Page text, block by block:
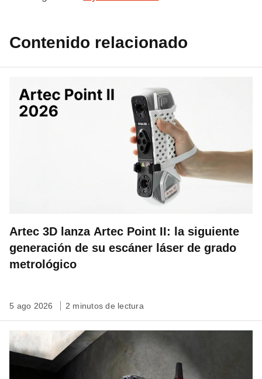
Contenido relacionado
Artec 3D lanza Artec Point II: la siguiente
generación de su escáner láser de grado
metrológico
5 ago 2026 2 minutos de lectura